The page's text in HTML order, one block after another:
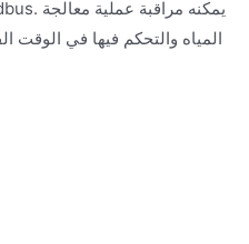
المياه والتحكم فيها في الوقت